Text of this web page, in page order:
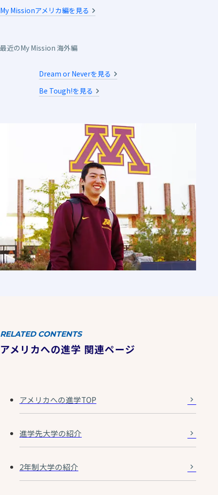
My Missionアメリカ編を見る
最近のMy Mission 海外編
Dream or Neverを見る
Be Tough!を見る
RELATED CONTENTS
アメリカへの進学 関連ページ
アメリカへの進学TOP
進学先大学の紹介
2年制大学の紹介